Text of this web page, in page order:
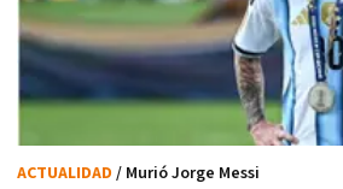
ACTUALIDAD / Murió Jorge Messi